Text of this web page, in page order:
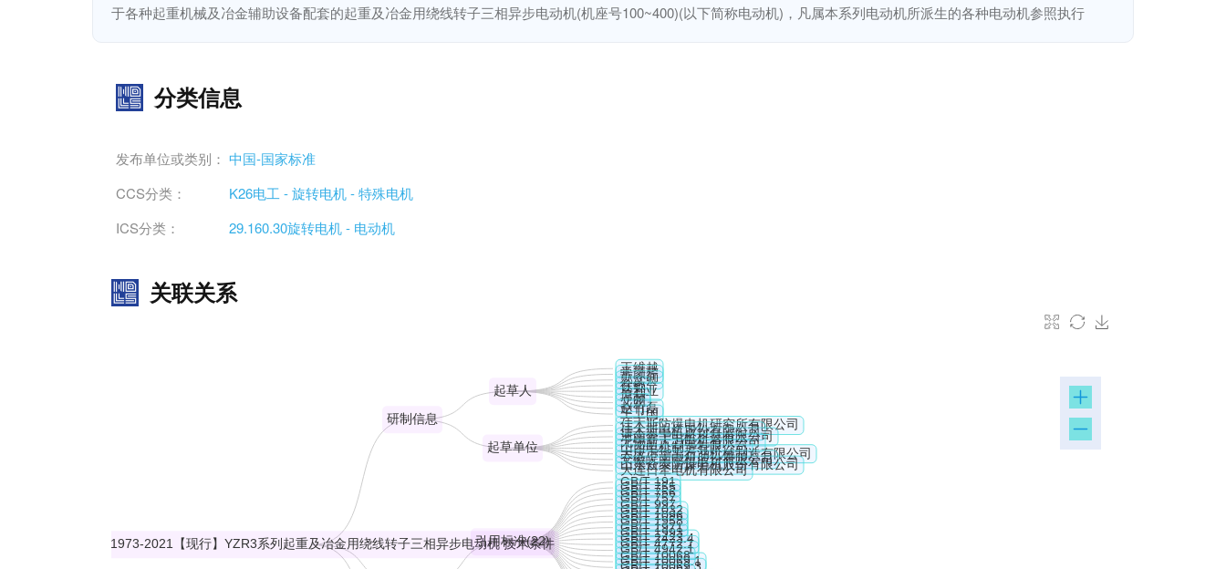
于各种起重机械及冶金辅助设备配套的起重及冶金用绕线转子三相异步电动机(机座号100~400)(以下简称电动机)，凡属本系列电动机所派生的各种电动机参照执行
分类信息
发布单位或类别： 中国-国家标准
CCS分类：
K26电工 - 旋转电机 - 特殊电机
ICS分类：
29.160.30旋转电机 - 电动机
关联关系